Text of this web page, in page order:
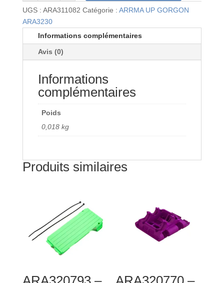
de
ARA311082
-
dents
alésage
UGS : ARA311082 Catégorie : ARRMA UP GORGON
ARA3230
Informations complémentaires
Avis (0)
Informations
complémentaires
Poids
0,018 kg
Produits similaires